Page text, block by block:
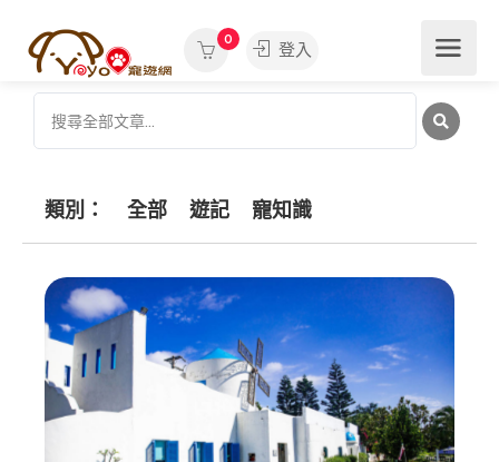
0
登入
類別： 全部 遊記 寵知識